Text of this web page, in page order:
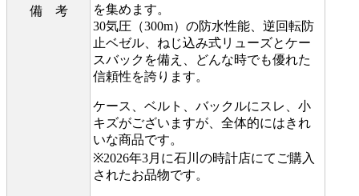
備 考
を集めます。
30気圧（300m）の防水性能、逆回転防
止ベゼル、ねじ込み式リューズとケー
スバックを備え、どんな時でも優れた
信頼性を誇ります。
ケース、ベルト、バックルにスレ、小
キズがございますが、全体的にはきれ
いな商品です。
※2026年3月に石川の時計店にてご購入
されたお品物です。